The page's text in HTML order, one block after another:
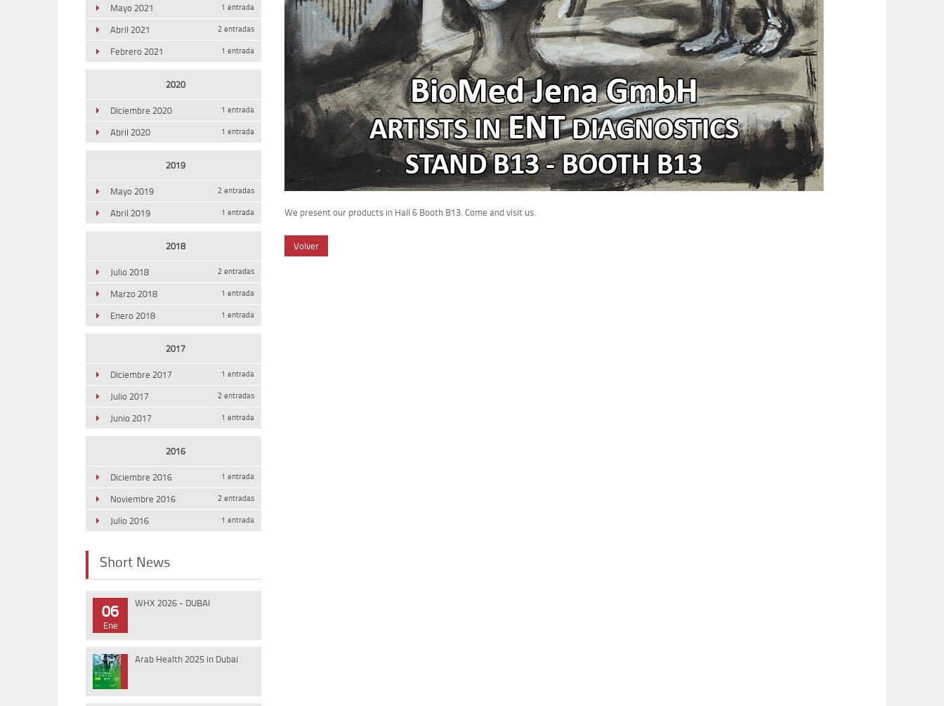
We present our products in Hall 6 Booth B13. Come and visit us.
Volver
Mayo 2021 1 entrada
Abril 2021 2 entradas
Febrero 2021 1 entrada
2020
Diciembre 2020 1 entrada
Abril 2020 1 entrada
2019
Mayo 2019 2 entradas
Abril 2019 1 entrada
2018
Julio 2018 2 entradas
Marzo 2018 1 entrada
Enero 2018 1 entrada
2017
Diciembre 2017 1 entrada
Julio 2017 2 entradas
Junio 2017 1 entrada
2016
Diciembre 2016 1 entrada
Noviembre 2016 2 entradas
Julio 2016 1 entrada
Short News
06
Ene
WHX 2026 - DUBAI
10
Ene
Arab Health 2025 in Dubai